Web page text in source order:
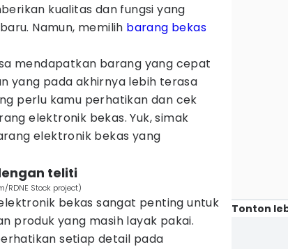
kualitas dan fungsi yang
Namun, memilih barang bekas
mendapatkan barang yang cepat
yang pada akhirnya lebih terasa
perlu kamu perhatikan dan cek
elektronik bekas. Yuk, simak
elektronik bekas yang
teliti
RDNE Stock project)
bekas sangat penting untuk
produk yang masih layak pakai.
setiap detail pada
Tonton